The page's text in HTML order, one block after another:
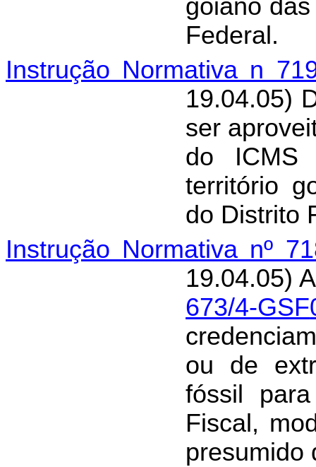
goiano
Federal.
Instrução Normativa n
19.04.05)
ser
do ICMS
território
do Distrito
Instrução Normativa nº
19.04.05)
673/4-GSF
ou de
fóssil
Fiscal,
presumido